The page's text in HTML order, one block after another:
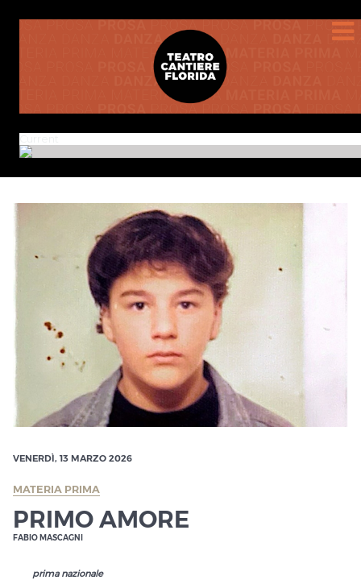
VENERDÌ, 13 MARZO 2026
MATERIA PRIMA
PRIMO AMORE
FABIO MASCAGNI
prima nazionale